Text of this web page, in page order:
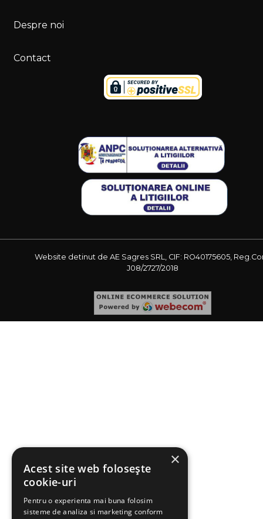
Despre noi
Contact
Website detinut de AE Sagres SRL, CIF: RO40175605,
J08/2727/2018
×
Acest site web folosește
cookie-uri
Pentru o experienta mai buna folosim
sisteme de analiza si marketing conform